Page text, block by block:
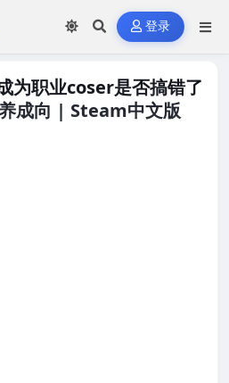
登录
为职业coser是否搞错了
成向 | Steam中文版